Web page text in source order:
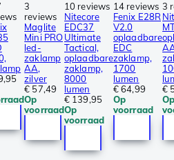
3
reviews
Maglite
Mini PRO
led-
zaklamp
AA,
zilver
€ 57,49
Op
voorraad
10 reviews
Nitecore
EDC37
Ultimate
Tactical,
oplaadbare
zaklamp,
8000
lumen
€ 139,95
Op
voorraad
14 reviews
Fenix E28R
V2.0
oplaadbare
EDC
zaklamp,
1700
lumen
€ 64,99
Op
voorraad
3
€